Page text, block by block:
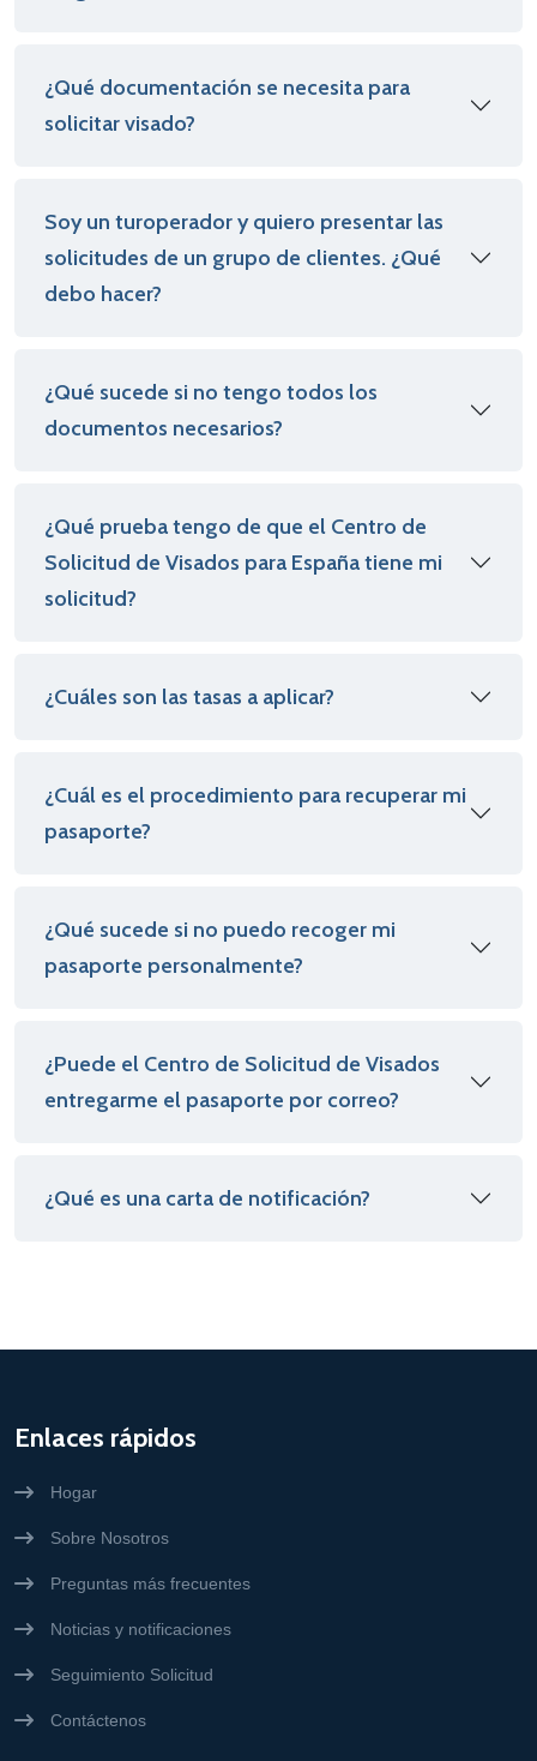
¿Qué documentación se necesita para
solicitar visado?
Soy un turoperador y quiero presentar las
solicitudes de un grupo de clientes. ¿Qué
debo hacer?
¿Qué sucede si no tengo todos los
documentos necesarios?
¿Qué prueba tengo de que el Centro de
Solicitud de Visados para España tiene mi
solicitud?
¿Cuáles son las tasas a aplicar?
¿Cuál es el procedimiento para recuperar mi
pasaporte?
¿Qué sucede si no puedo recoger mi
pasaporte personalmente?
¿Puede el Centro de Solicitud de Visados
entregarme el pasaporte por correo?
¿Qué es una carta de notificación?
Enlaces rápidos
Hogar
Sobre Nosotros
Preguntas más frecuentes
Noticias y notificaciones
Seguimiento Solicitud
Contáctenos